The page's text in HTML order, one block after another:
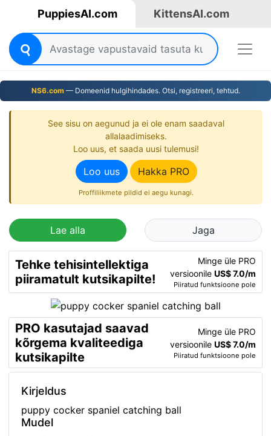
PuppiesAI.com KittensAI.com
NS6.com— Domeenid hulgihindades. Otsi, registreeri, tehtud.
See sisu on aegunud ja ei ole enam saadaval
allalaadimiseks.
Loo uus, et saada uusi tulemusi!
Loo uus Hakka PRO
Proffiliikmete pildid ei aegu kunagi.
Lae alla Jaga
Tehke tehisintellektiga
piiramatult kutsikapilte!
Minge üle PRO
versioonile US$ 7.0/m
Piiratud funktsioone pole
PRO kasutajad saavad
kõrgema kvaliteediga
kutsikapilte
Minge üle PRO
versioonile US$ 7.0/m
Piiratud funktsioone pole
Kirjeldus
puppy cocker spaniel catching ball
Mudel